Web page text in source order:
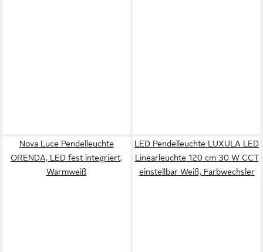
Nova Luce Pendelleuchte
ORENDA, LED fest integriert,
Warmweiß
LED Pendelleuchte LUXULA LED
Linearleuchte 120 cm 30 W CCT
einstellbar Weiß, Farbwechsler